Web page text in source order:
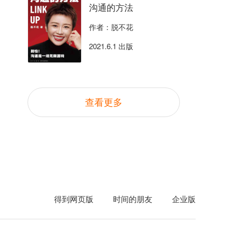
沟通的方法
作者：脱不花
2021.6.1 出版
查看更多
得到网页版 时间的朋友 企业版